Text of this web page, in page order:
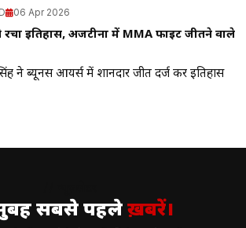
06 Apr 2026
इतिहास, अर्जेंटीना में MMA फाइट जीतने वाले
सिंह ने ब्यूनस आयर्स में शानदार जीत दर्ज कर इतिहास
सबसे पहलेख़बरें।